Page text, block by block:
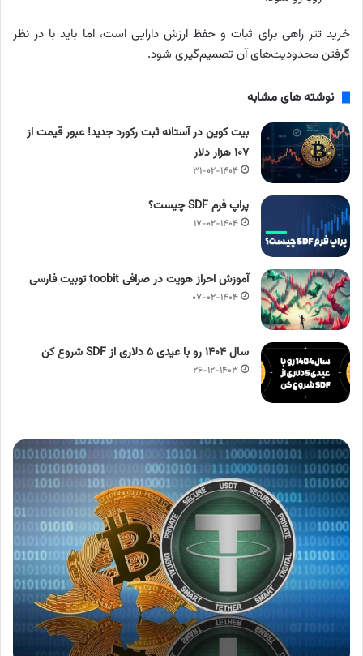
خرید تتر راهی برای ثبات و حفظ ارزش دارایی است، اما باید با در نظر
گرفتن محدودیت‌های آن تصمیم‌گیری شود.
نوشته های مشابه
بیت کوین در آستانه ثبت رکورد جدید! عبور قیمت از
۱۰۷ هزار دلار
۳۱-۰۲-۱۴۰۴
پراپ فرم SDF چیست؟
۱۷-۰۲-۱۴۰۴
آموزش احراز هویت در صرافی toobit توبیت فارسی
۰۷-۰۲-۱۴۰۴
سال ۱۴۰۴ رو با عیدی ۵ دلاری از SDF شروع کن
۲۶-۱۲-۱۴۰۳